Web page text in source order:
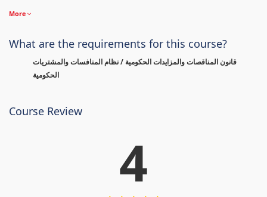
More
What are the requirements for this course?
قانون المناقصات والمزايدات الحكومية / نظام المنافسات والمشتريات
الحكومية
Course Review
4